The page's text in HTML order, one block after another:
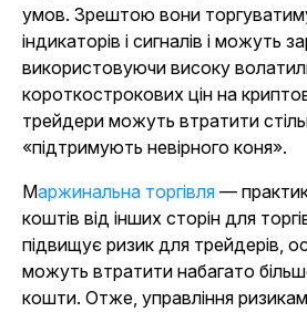
умов. Зрештою вони
індикаторів і сигналів і можуть
використовуючи високу
короткострокових цін на
трейдери можуть втратити
«підтримують невірного коня».
Маржинальна торгівля —
коштів від інших сторін для
підвищує ризик для трейдерів,
можуть втратити набагато
кошти. Отже, управління